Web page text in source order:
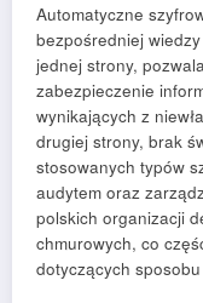
Automatyczne
bezpośredniej
jednej strony,
zabezpieczenie
wynikających z
drugiej strony, brak
stosowanych typów
audytem oraz
polskich organizacji
chmurowych, co
dotyczących